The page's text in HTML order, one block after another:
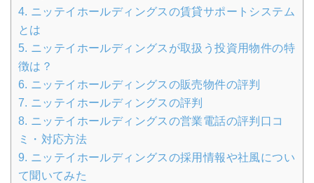
4. ニッテイホールディングスの賃貸サポートシステム
とは
5. ニッテイホールディングスが取扱う投資用物件の特
徴は？
6. ニッテイホールディングスの販売物件の評判
7. ニッテイホールディングスの評判
8. ニッテイホールディングスの営業電話の評判口コ
ミ・対応方法
9. ニッテイホールディングスの採用情報や社風につい
て聞いてみた